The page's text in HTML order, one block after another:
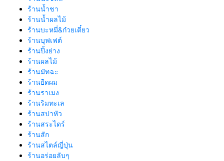
ร้านน้ำชา
ร้านน้ำผลไม้
ร้านบะหมี่&ก๋วยเตี๋ยว
ร้านบุฟเฟต์
ร้านปิ้งย่าง
ร้านผลไม้
ร้านมัทฉะ
ร้านยืดผม
ร้านราเมง
ร้านริมทะเล
ร้านสปาหัว
ร้านสระไดร์
ร้านสัก
ร้านสไตล์ญี่ปุ่น
ร้านอร่อยลับๆ